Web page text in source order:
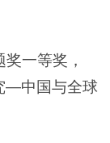
一等奖，
—中国与全球